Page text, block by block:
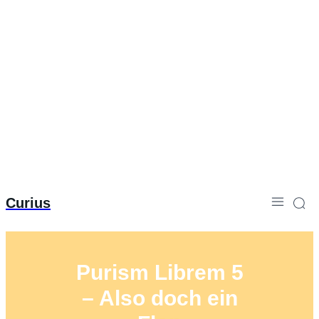
Curius
Purism Librem 5
– Also doch ein